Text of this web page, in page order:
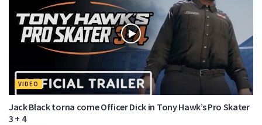
VIDEO
Jack Black torna come Officer Dick in Tony Hawk’s Pro Skater
3 + 4